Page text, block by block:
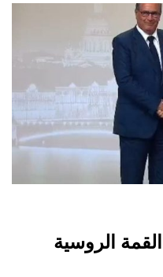
الروسية